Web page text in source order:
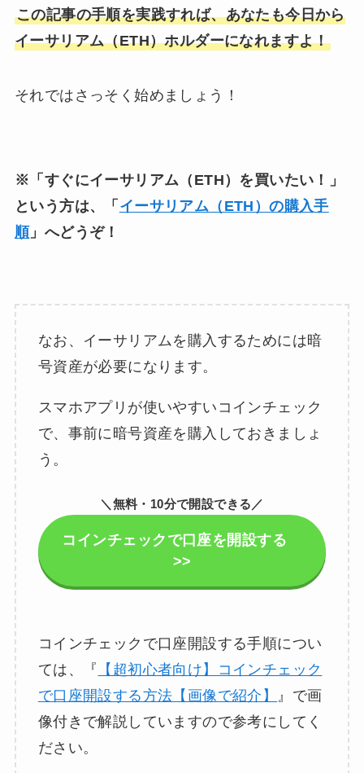
この記事の手順を実践すれば、あなたも今日から
イーサリアム（ETH）ホルダーになれますよ！
それではさっそく始めましょう！
※「すぐにイーサリアム（ETH）を買いたい！」
という方は、「 イーサリアム（ETH）の購入手
順 」へどうぞ！
なお、イーサリアムを購入するためには暗
号資産が必要になります。
スマホアプリが使いやすいコインチェック
で、事前に暗号資産を購入しておきましょ
う。
＼無料・10分で開設できる／
コインチェックで口座を開設する
>>
コインチェックで口座開設する手順につい
ては、『
【超初心者向け】コインチェック
で口座開設する方法【画像で紹介】
』で画
像付きで解説していますので参考にしてく
ださい。